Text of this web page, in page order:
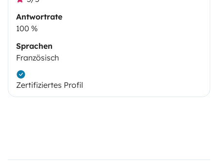
Antwortrate
100 %
Sprachen
Französisch
Zertifiziertes Profil